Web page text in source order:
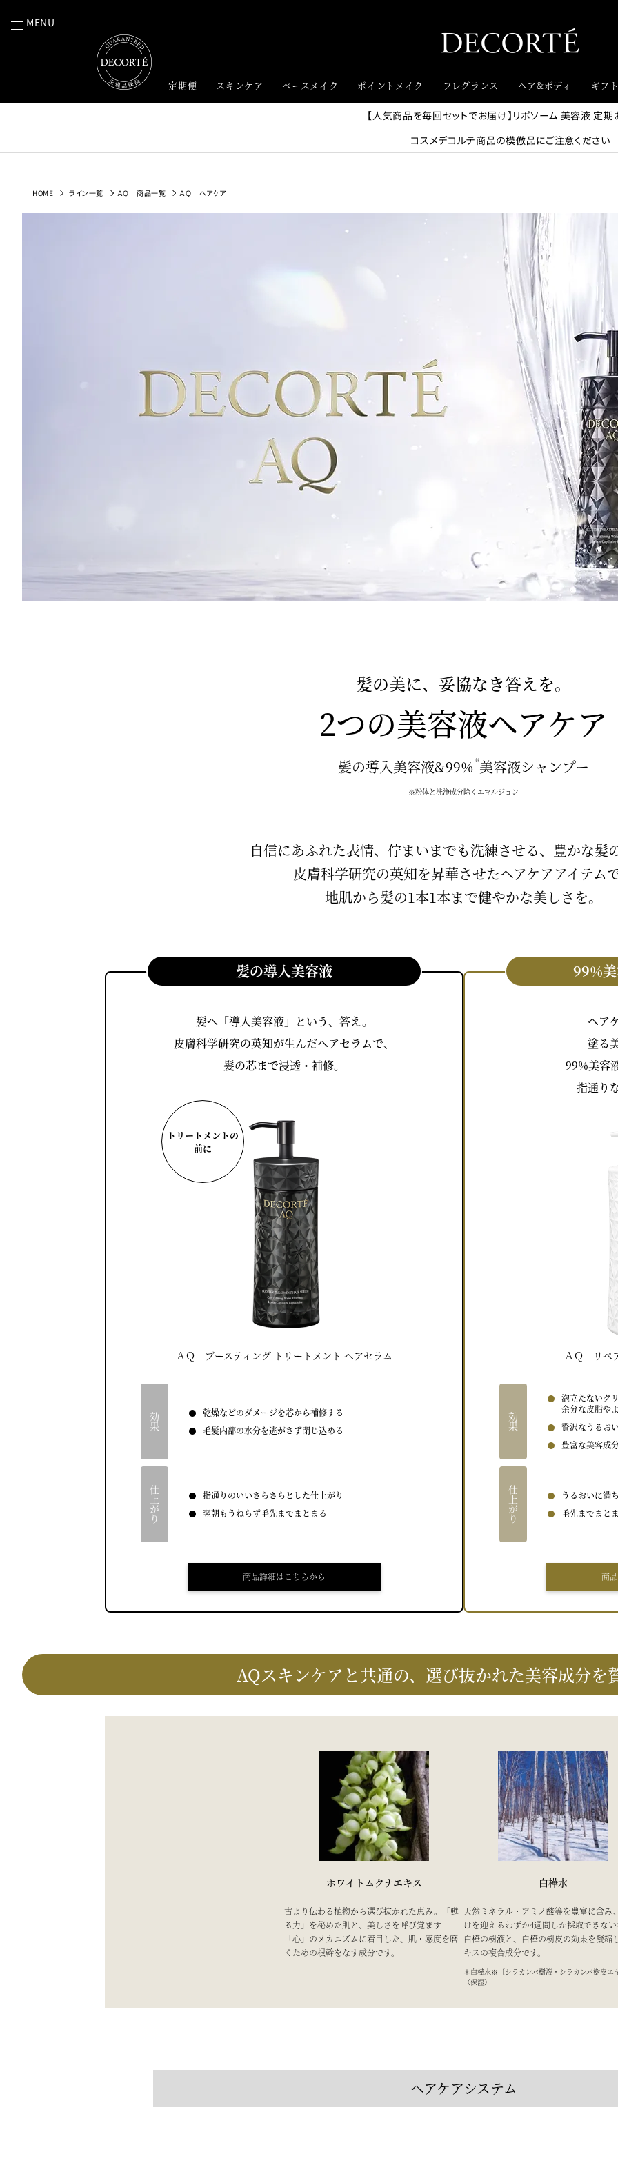
MENU
定期便 スキンケア ベースメイク ポイントメイク フレグランス ヘア&ボディ ギフ
【人気商品を毎回セットでお届け】リポソーム 美容液 定
コスメデコルテ商品の模倣品にご注意ください
HOME ライン一覧 ＡＱ 商品一覧 ＡＱ ヘアケア
髪の美に、妥協なき答えを。
2つの美容液ヘアケア
髪の導入美容液&99%※美容液シャンプー
※粉体と洗浄成分除くエマルジョン
自信にあふれた表情、佇まいまでも洗練させる、豊かな髪
皮膚科学研究の英知を昇華させたヘアケアアイテムで
地肌から髪の1本1本まで健やかな美しさを。
髪の導入美容液
髪へ「導入美容液」という、答え。
皮膚科学研究の英知が生んだヘアセラムで、
髪の芯まで浸透・補修。
トリートメントの
前に
ＡＱ ブースティング トリートメント ヘアセラム
効果
乾燥などのダメージを芯から補修する
毛髪内部の水分を逃がさず閉じ込める
仕上がり
指通りのいいさらさらとした仕上がり
翌朝もうねらず毛先までまとまる
商品詳細はこちらから
99%
ヘア
塗る
99%美容
指通り
ＡＱ リペ
効果
泡立たないク
余分な皮脂や
贅沢なうるお
豊富な美容成
仕上がり
うるおいに満
毛先までまと
商
AQスキンケアと共通の、選び抜かれた美容成分を
ホワイトムクナエキス
古より伝わる植物から選び抜かれた恵み。「甦
る力」を秘めた肌と、美しさを呼び覚ます
「心」のメカニズムに着目した、肌・感度を磨
くための根幹をなす成分です。
白樺水
天然ミネラル・アミノ酸等を豊富に含み
けを迎えるわずか4週間しか採取できな
白樺の樹液と、白樺の樹皮の効果を凝縮
キスの複合成分です。
＊白樺水※〔シラカンバ樹液・シラカンバ樹皮エキ
（保湿）
ヘアケアシステム